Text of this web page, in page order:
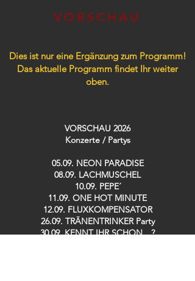
VORSCHAU
Dies ist nur eine Ergänzung zum Programm!
Das aktuelle Programm findet Ihr weiter
oben.
VORSCHAU 2026
Konzerte / Partys​
05.09. NEON PARADISE
08.09. LACHMUSCHEL
10.09. PEPE´
11.09. ONE HOT MINUTE
12.09. FLUXKOMPENSATOR
26.09. TRÄNENTRINKER Party
30.09. KENNT IHR SCHON…?